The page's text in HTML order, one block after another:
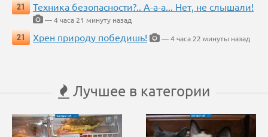
21
Техника безопасности?.. А-а-а... Нет, не слышали!
— 4 часа 21 минуту назад
21
Хрен природу победишь! — 4 часа 22 минуты назад
Лучшее в категории